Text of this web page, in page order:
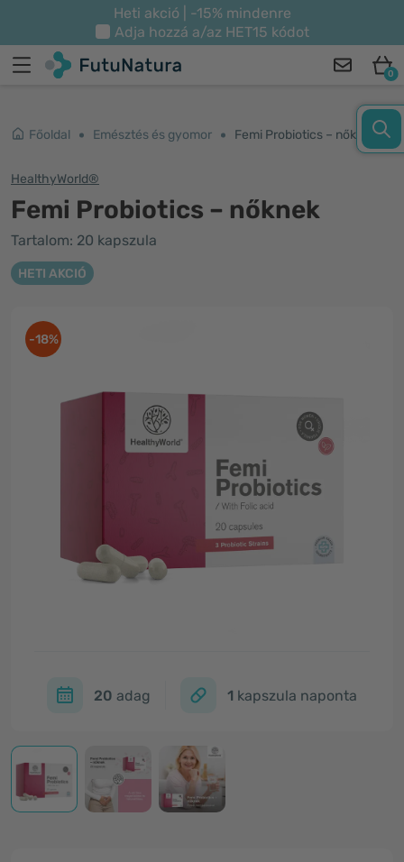
Heti akció | -15% mindenre
Adja hozzá a/az HET15 kódot
0
Főoldal Emésztés és gyomor Femi Probiotics – nőknek
HealthyWorld®
Femi Probiotics – nőknek
Tartalom: 20 kapszula
HETI AKCIÓ
-18%
20 adag 1 kapszula naponta